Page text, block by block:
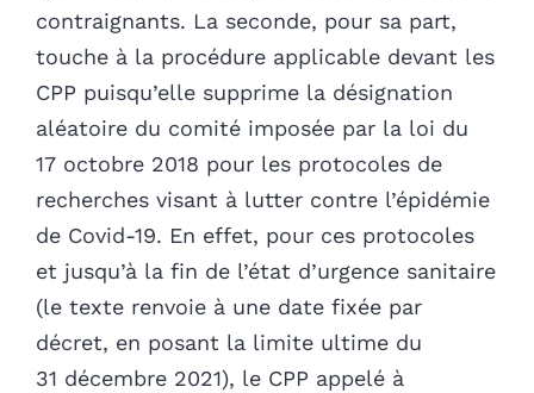
contraignants. La seconde, pour sa part,
touche à la procédure applicable devant les
CPP puisqu’elle supprime la désignation
aléatoire du comité imposée par la loi du
17 octobre 2018 pour les protocoles de
recherches visant à lutter contre l’épidémie
de Covid-19. En effet, pour ces protocoles
et jusqu’à la fin de l’état d’urgence sanitaire
(le texte renvoie à une date fixée par
décret, en posant la limite ultime du
31 décembre 2021), le CPP appelé à